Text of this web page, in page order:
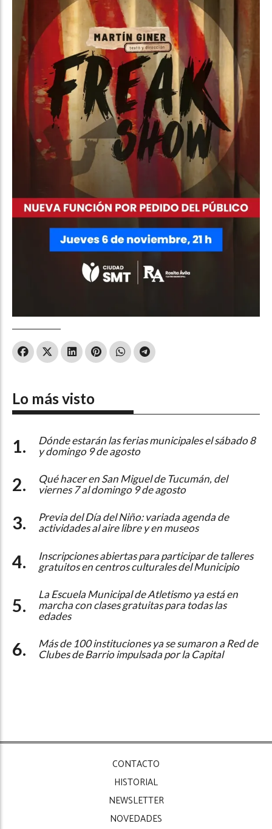
Lo más visto
Dónde estarán las ferias municipales el sábado 8
y domingo 9 de agosto
Qué hacer en San Miguel de Tucumán, del
viernes 7 al domingo 9 de agosto
Previa del Día del Niño: variada agenda de
actividades al aire libre y en museos
Inscripciones abiertas para participar de talleres
gratuitos en centros culturales del Municipio
La Escuela Municipal de Atletismo ya está en
marcha con clases gratuitas para todas las
edades
Más de 100 instituciones ya se sumaron a Red de
Clubes de Barrio impulsada por la Capital
CONTACTO
HISTORIAL
NEWSLETTER
NOVEDADES